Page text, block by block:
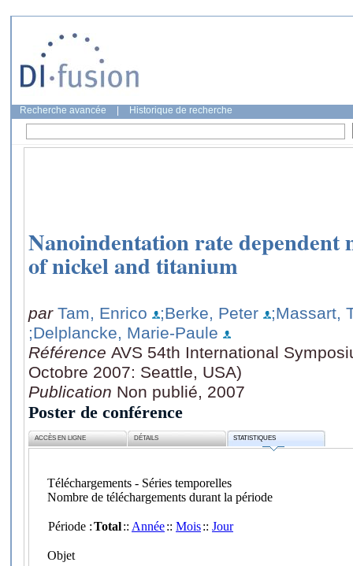
Recherche avancée Historique de recherche
Nanoindentation rate dependent
of nickel and titanium
par Tam, Enrico ;Berke, Peter
;Massart,
;Delplancke, Marie-Paule
Référence AVS 54th International
Octobre 2007: Seattle, USA)
Publication Non publié, 2007
Poster de conférence
ACCÈS EN LIGNE DÉTAILS STATISTIQUES